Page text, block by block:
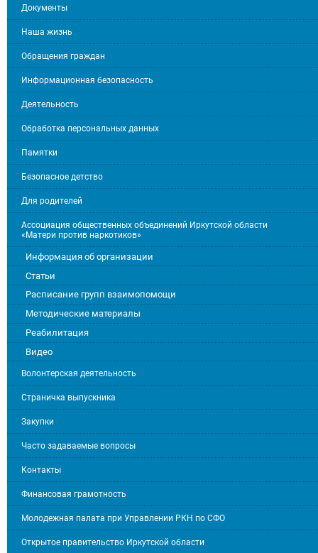
Документы
Наша жизнь
Обращения граждан
Информационная безопасность
Деятельность
Обработка персональных данных
Памятки
Безопасное детство
Для родителей
Ассоциация общественных объединений Иркутской области
«Матери против наркотиков»
Информация об организации
Статьи
Расписание групп взаимопомощи
Методические материалы
Реабилитация
Видео
Волонтерская деятельность
Страничка выпускника
Закупки
Часто задаваемые вопросы
Контакты
Финансовая грамотность
Молодежная палата при Управлении РКН по СФО
Открытое правительство Иркутской области